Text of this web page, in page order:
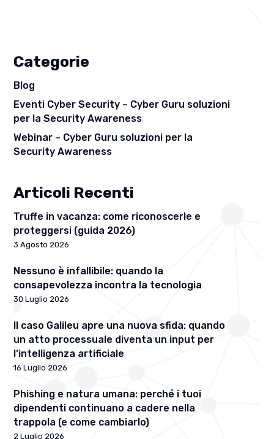
Categorie
Blog
Eventi Cyber Security – Cyber Guru soluzioni
per la Security Awareness
Webinar – Cyber Guru soluzioni per la
Security Awareness
Articoli Recenti
Truffe in vacanza: come riconoscerle e
proteggersi (guida 2026)
3 Agosto 2026
Nessuno è infallibile: quando la
consapevolezza incontra la tecnologia
30 Luglio 2026
Il caso Galileu apre una nuova sfida: quando
un atto processuale diventa un input per
l’intelligenza artificiale
16 Luglio 2026
Phishing e natura umana: perché i tuoi
dipendenti continuano a cadere nella
trappola (e come cambiarlo)
2 Luglio 2026